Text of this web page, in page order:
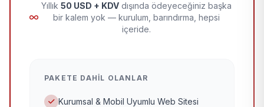
Yıllık 50 USD + KDV dışında ödeyeceğiniz başka
bir kalem yok — kurulum, barındırma, hepsi
içeride.
PAKETE DAHIL OLANLAR
Kurumsal & Mobil Uyumlu Web Sitesi